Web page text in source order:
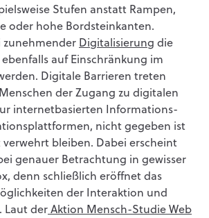
Stufen anstatt Rampen,
oder hohe Bordsteinkanten.
zunehmender Digitalisierung die
auf Einschränkung im
Digitale Barrieren treten
der Zugang zu digitalen
internetbasierten Informations-
nicht gegeben ist
bleiben. Dabei erscheint
genauer Betrachtung in gewisser
denn schließlich eröffnet das
der Interaktion und
Laut der Aktion Mensch-Studie Web